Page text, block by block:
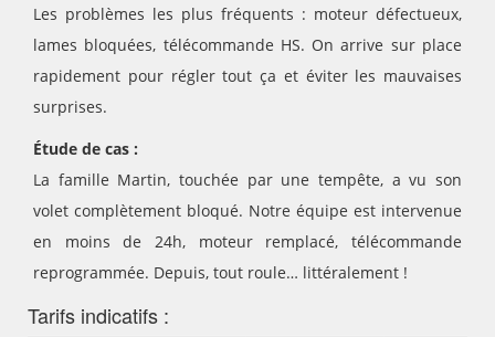
Les problèmes les plus fréquents : moteur défectueux,
lames bloquées, télécommande HS. On arrive sur place
rapidement pour régler tout ça et éviter les mauvaises
surprises.
Étude de cas :
La famille Martin, touchée par une tempête, a vu son
volet complètement bloqué. Notre équipe est intervenue
en moins de 24h, moteur remplacé, télécommande
reprogrammée. Depuis, tout roule… littéralement !
Tarifs indicatifs :